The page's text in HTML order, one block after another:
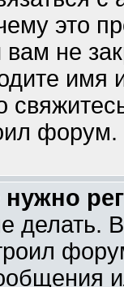
это
не
форум.
делать.